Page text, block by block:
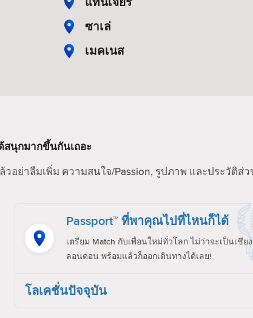
ซาเล่
เมคเนส
สนุกมากขึ้นกันเถอะ
วอย่าลืมเพิ่ม ความสนใจ/Passion, รูปภาพ และประวัติส่
Passport™ ที่พาคุณไปที่ไหนก็ได้
เตรียม Match กับเพื่อนใหม่ทั่วโลก ไม่ว่าจะเป็นเชี
ลอนดอน พร้อมแล้วก็ออกเดินทางได้เลย!
โลเคชั่นปัจจุบัน